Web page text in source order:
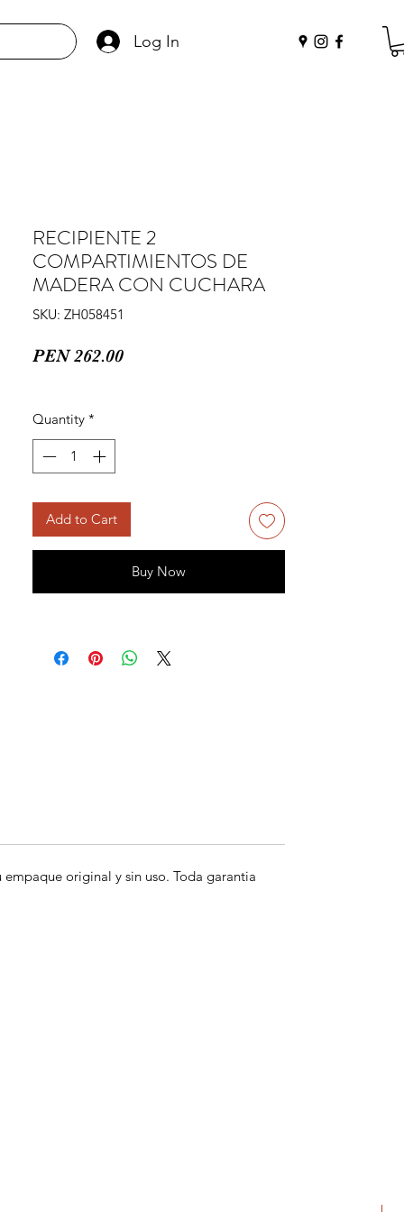
Log In
RECIPIENTE 2
COMPARTIMIENTOS DE
MADERA CON CUCHARA
SKU: ZH058451
PEN 262.00Price
Quantity *
Add to Cart
Buy Now
original y sin uso. Toda garantia